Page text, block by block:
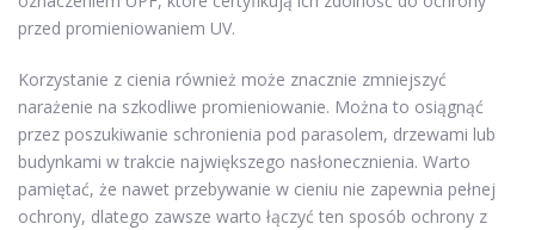
przed promieniowaniem UV.
Korzystanie z cienia również może znacznie zmniejszyć
narażenie na szkodliwe promieniowanie. Można to osiągnąć
przez poszukiwanie schronienia pod parasolem, drzewami lub
budynkami w trakcie największego nasłonecznienia. Warto
pamiętać, że nawet przebywanie w cieniu nie zapewnia pełnej
ochrony, dlatego zawsze warto łączyć ten sposób ochrony z